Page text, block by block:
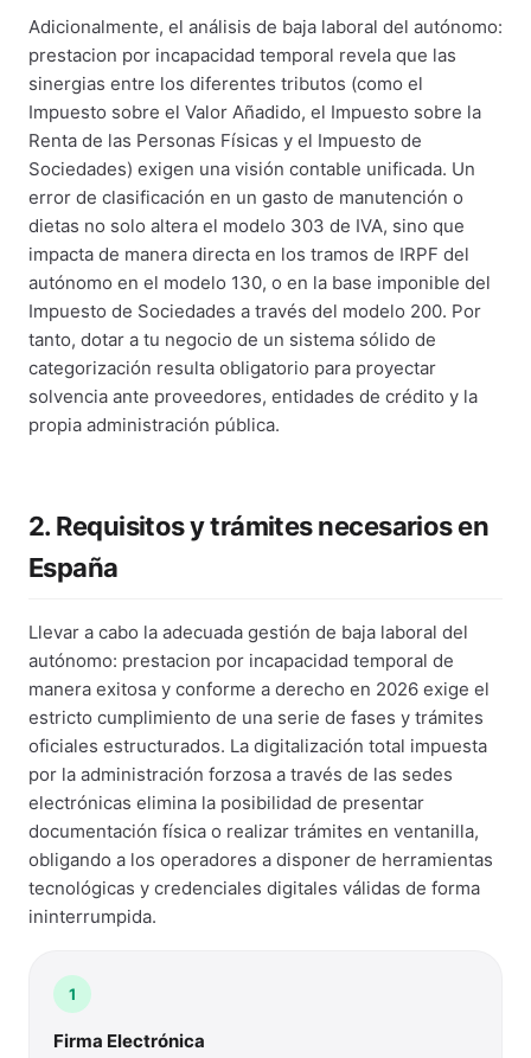
Adicionalmente, el análisis de baja laboral del autónomo:
prestacion por incapacidad temporal revela que las
sinergias entre los diferentes tributos (como el
Impuesto sobre el Valor Añadido, el Impuesto sobre la
Renta de las Personas Físicas y el Impuesto de
Sociedades) exigen una visión contable unificada. Un
error de clasificación en un gasto de manutención o
dietas no solo altera el modelo 303 de IVA, sino que
impacta de manera directa en los tramos de IRPF del
autónomo en el modelo 130, o en la base imponible del
Impuesto de Sociedades a través del modelo 200. Por
tanto, dotar a tu negocio de un sistema sólido de
categorización resulta obligatorio para proyectar
solvencia ante proveedores, entidades de crédito y la
propia administración pública.
2. Requisitos y trámites necesarios en
España
Llevar a cabo la adecuada gestión de baja laboral del
autónomo: prestacion por incapacidad temporal de
manera exitosa y conforme a derecho en 2026 exige el
estricto cumplimiento de una serie de fases y trámites
oficiales estructurados. La digitalización total impuesta
por la administración forzosa a través de las sedes
electrónicas elimina la posibilidad de presentar
documentación física o realizar trámites en ventanilla,
obligando a los operadores a disponer de herramientas
tecnológicas y credenciales digitales válidas de forma
ininterrumpida.
1
Firma Electrónica